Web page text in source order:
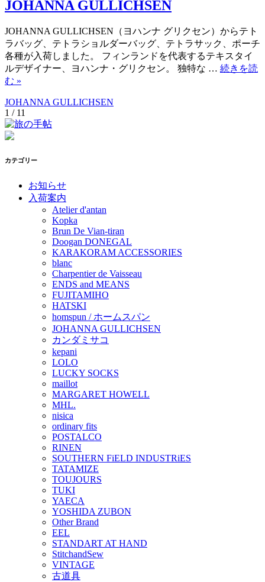
JOHANNA GULLICHSEN
JOHANNA GULLICHSEN（ヨハンナ グリクセン）からテト
ラバッグ、テトラショルダーバッグ、テトラサック、ポーチ
各種が入荷しました。 フィンランドを代表するテキスタイ
ルデザイナー、ヨハンナ・グリクセン。 独特な … 続きを読
む »
JOHANNA GULLICHSEN
1 / 11
カテゴリー
お知らせ
入荷案内
Atelier d'antan
Kopka
Brun De Vian-tiran
Doogan DONEGAL
KARAKORAM ACCESSORIES
blanc
Charpentier de Vaisseau
ENDS and MEANS
FUJITAMIHO
HATSKI
homspun / ホームスパン
JOHANNA GULLICHSEN
カンダミサコ
kepani
LOLO
LUCKY SOCKS
maillot
MARGARET HOWELL
MHL.
nisica
ordinary fits
POSTALCO
RINEN
SOUTHERN FiELD INDUSTRiES
TATAMIZE
TOUJOURS
TUKI
YAECA
YOSHIDA ZUBON
Other Brand
EEL
STANDART AT HAND
StitchandSew
VINTAGE
古道具